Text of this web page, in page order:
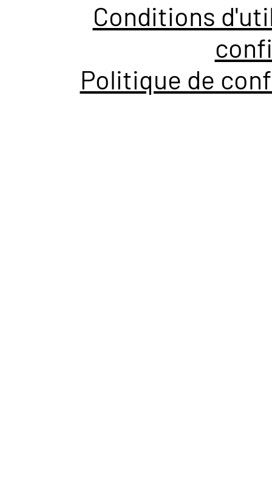
Conditions
Politique de